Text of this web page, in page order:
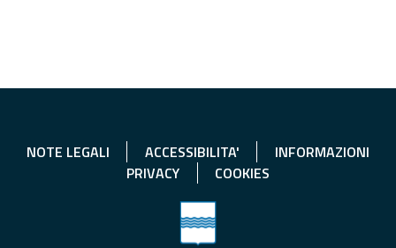
NOTE LEGALI ACCESSIBILITA'
INFORMAZIONI
PRIVACY
COOKIES